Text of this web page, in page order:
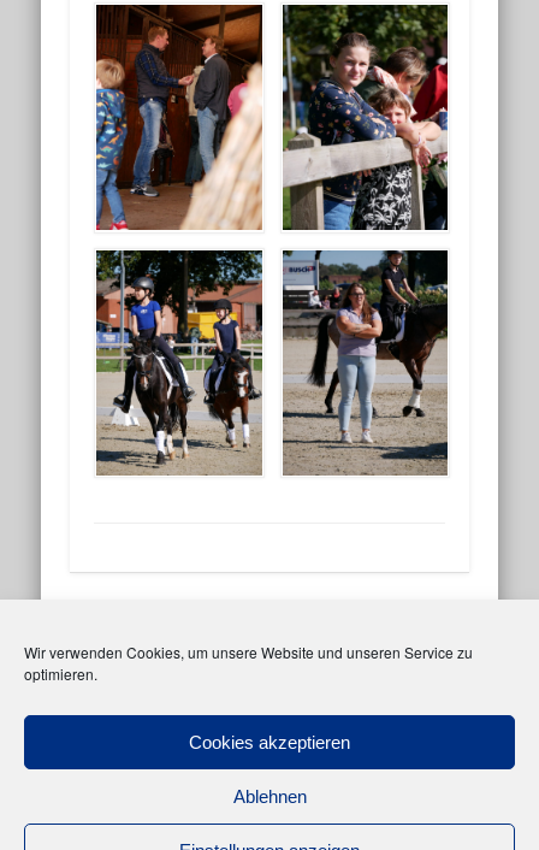
Wir verwenden Cookies, um unsere Website und unseren Service zu
optimieren.
Cookies akzeptieren
Ablehnen
Eintrags-Feed